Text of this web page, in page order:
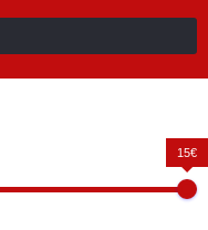
15€